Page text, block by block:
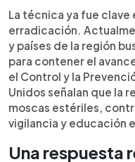
La técnica ya fue clave
erradicación.
y países de la región
para contener el
el Control y la
Unidos señalan que la
moscas estériles,
vigilancia y educación
Una respuesta